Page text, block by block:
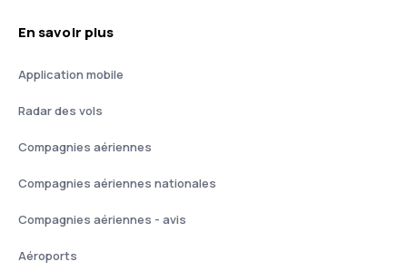
En savoir plus
Application mobile
Radar des vols
Compagnies aériennes
Compagnies aériennes nationales
Compagnies aériennes - avis
Aéroports